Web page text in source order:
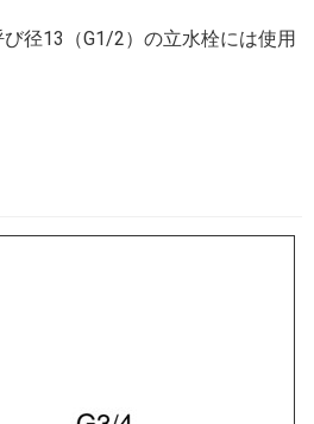
径13（G1/2）の立水栓には使用